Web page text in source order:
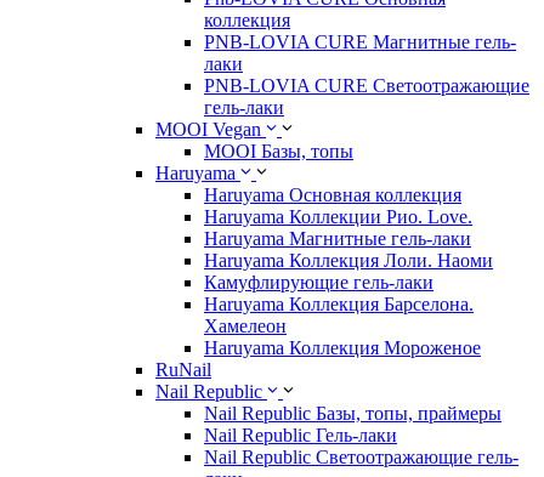
коллекция
PNB-LOVIA CURE Магнитные гель-
лаки
PNB-LOVIA CURE Cветоотражающие
гель-лаки
MOOI Vegan
MOOI Базы, топы
Haruyama
Haruyama Основная коллекция
Haruyama Коллекции Рио. Love.
Haruyama Магнитные гель-лаки
Haruyama Коллекция Лоли. Наоми
Камуфлирующие гель-лаки
Haruyama Коллекция Барселона.
Хамелеон
Haruyama Коллекция Мороженое
RuNail
Nail Republic
Nail Republic Базы, топы, праймеры
Nail Republic Гель-лаки
Nail Republic Светоотражающие гель-